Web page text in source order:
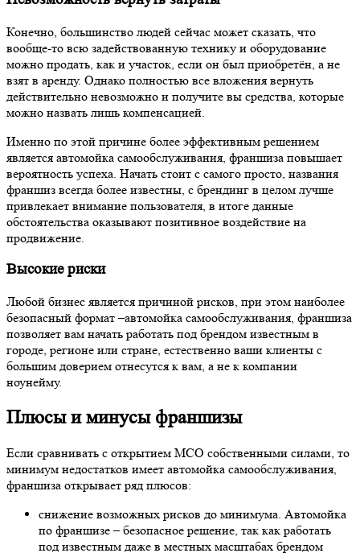
можно назвать лишь компенсацией.
Именно по этой причине более эффективным решением
является автомойка самообслуживания, франшиза повышает
вероятность успеха. Начать стоит с самого просто, названия
франшиз всегда более известны, с брендинг в целом лучше
привлекает внимание пользователя, в итоге данные
обстоятельства оказывают позитивное воздействие на
продвижение.
Высокие риски
Любой бизнес является причиной рисков, при этом наиболее
безопасный формат –автомойка самообслуживания, франшиза
позволяет вам начать работать под брендом известным в
городе, регионе или стране, естественно ваши клиенты с
большим доверием отнесутся к вам, а не к компании
Если сравнивать с открытием МСО собственными силами, то
минимум недостатков имеет автомойка самообслуживания,
франшиза открывает ряд плюсов:
снижение возможных рисков до минимума. Автомойка
под известным даже в местных масштабах брендом
значительно проще, чем имея неизвестное никому
нет необходимости в разработке собственной рекламной
компании. Поставщик франшизы в большей степени
берет на себя продвижение своего бренда. Таким
образом, вам не потребуется бюджет на рекламу, но при
этом все равно будет популярной ваша автомойка
самообслуживания, франшиза сделает свое дело;